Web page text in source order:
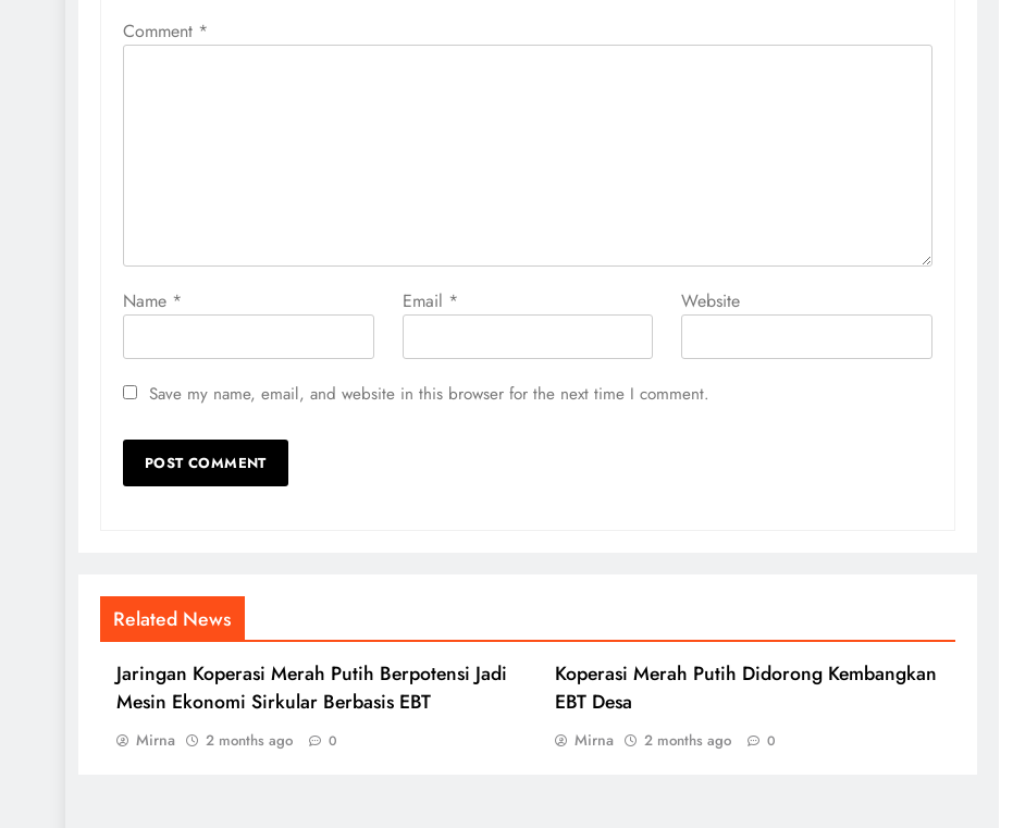
Comment *
Name * Email * Website
Save my name, email, and website in this browser for the next time I comment.
Related News
Jaringan Koperasi Merah Putih Berpotensi Jadi
Mesin Ekonomi Sirkular Berbasis EBT
Mirna 2 months ago 0
Koperasi Merah Putih Didorong Kembangkan
EBT Desa
Mirna 2 months ago 0